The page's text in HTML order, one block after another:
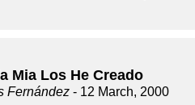
Mia Los He Creado
Fernández - 12 March, 2000